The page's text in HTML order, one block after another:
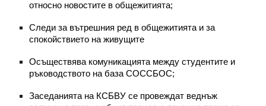
относно новостите в общежитията;
Следи за вътрешния ред в общежитията и за
спокойствието на живущите
Осъществява комуникацията между студентите и
ръководството на база СОССБОС;
Заседанията на КСБВУ се провеждат веднъж